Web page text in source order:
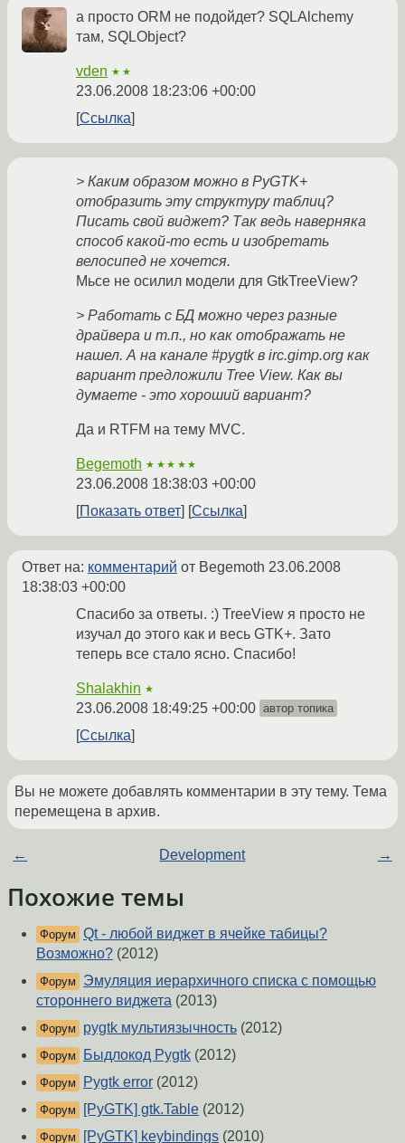
а просто ORM не подойдет? SQLAlchemy
там, SQLObject?
vden ★★
23.06.2008 18:23:06 +00:00
Ссылка
> Каким образом можно в PyGTK+
отобразить эту структуру таблиц?
Писать свой виджет? Так ведь наверняка
способ какой-то есть и изобретать
велосипед не хочется.
Мьсе не осилил модели для GtkTreeView?
> Работать с БД можно через разные
драйвера и т.п., но как отображать не
нашел. А на канале #pygtk в irc.gimp.org как
вариант предложили Tree View. Как вы
думаете - это хороший вариант?
Да и RTFM на тему MVC.
Begemoth ★★★★★
23.06.2008 18:38:03 +00:00
Показать ответ
Ссылка
Ответ на: комментарий от Begemoth 23.06.2008
18:38:03 +00:00
Спасибо за ответы. :) TreeView я просто не
изучал до этого как и весь GTK+. Зато
теперь все стало ясно. Спасибо!
Shalakhin ★
23.06.2008 18:49:25 +00:00 автор топика
Ссылка
Вы не можете добавлять комментарии в эту тему. Тема
перемещена в архив.
← Development →
Похожие темы
Форум Qt - любой виджет в ячейке табицы?
Возможно? (2012)
Форум
Эмуляция иерархичного списка с помощью
стороннего виджета (2013)
Форум pygtk мультиязычность (2012)
Форум Быдлокод Pygtk (2012)
Форум Pygtk error (2012)
Форум [PyGTK] gtk.Table (2012)
Форум [PyGTK] keybindings (2010)